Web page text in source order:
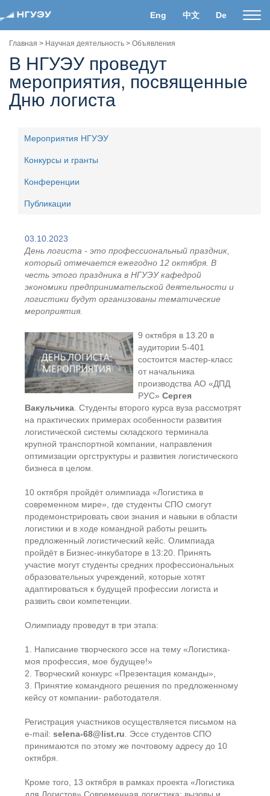
Eng 中文 De
Главная > Научная деятельность > Объявления
В НГУЭУ проведут
мероприятия, посвященные
Дню логиста
Мероприятия НГУЭУ
Конкурсы и гранты
Конференции
Публикации
03.10.2023
День логиста - это профессиональный праздник,
который отмечается ежегодно 12 октября. В
честь этого праздника в НГУЭУ кафедрой
экономики предпринимательской деятельности и
логистики будут организованы тематические
мероприятия.
9 октября в 13.20 в
аудитории 5-401
состоится мастер-класс
от начальника
производства АО «ДПД
РУС» Сергея
Вакульчика . Студенты второго курса вуза рассмотрят
на практических примерах особенности развития
логистической системы складского терминала
крупной транспортной компании, направления
оптимизации оргструктуры и развития логистического
бизнеса в целом.
10 октября пройдёт олимпиада «Логистика в
современном мире», где студенты СПО смогут
продемонстрировать свои знания и навыки в области
логистики и в ходе командной работы решить
предложенный логистический кейс. Олимпиада
пройдёт в Бизнес-инкубаторе в 13:20. Принять
участие могут студенты средних профессиональных
образовательных учреждений, которые хотят
адаптироваться к будущей профессии логиста и
развить свои компетенции.
Олимпиаду проведут в три этапа:
1. Написание творческого эссе на тему «Логистика-
моя профессия, мое будущее!»
2. Творческий конкурс «Презентация команды»,
3. Принятие командного решения по предложенному
кейсу от компании- работодателя.
Регистрация участников осуществляется письмом на
e-mail: selena-68@list.ru . Эссе студентов СПО
принимаются по этому же почтовому адресу до 10
октября.
Кроме того, 13 октября в рамках проекта «Логистика